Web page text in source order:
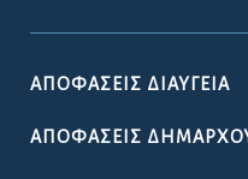
ΑΠΟΦΆΣΕΙΣ ΔΙΑΎΓΕΙΑ
ΑΠΟΦΆΣΕΙΣ